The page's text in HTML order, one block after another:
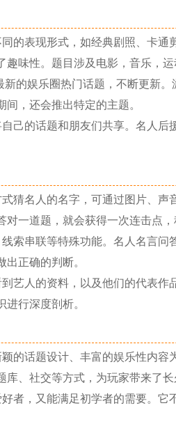
表现形式，如经典剧照、卡通
味性。题目涉及电影，音乐，运
娱乐圈热门话题，不断更新。
，还会推出特定的主题。
的话题和朋友们共享。名人后
名人的名字，可通过图片、声
一道题，就会获得一次连击点，
串联等特殊功能。名人名言问
正确的判断。
人的资料，以及他们的代表作
行深度剖析。
话题设计、丰富的娱乐性内容
、社交等方式，为玩家带来了长
，又能满足初学者的需要。它